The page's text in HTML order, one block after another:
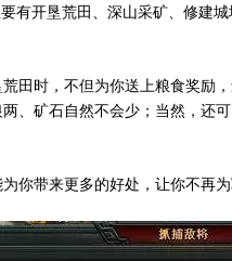
有开垦荒田、深山采矿、修建
时，不但为你送上粮食奖励，
、矿石自然不会少；当然，还
带来更多的好处，让你不再为